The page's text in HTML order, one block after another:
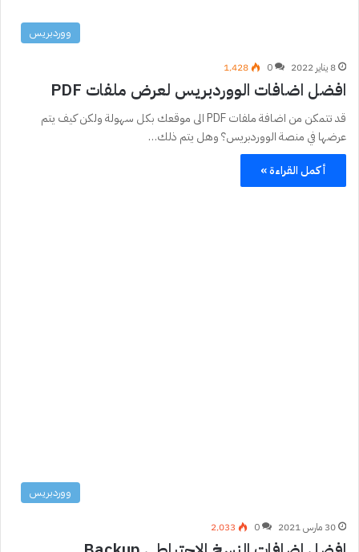
ووردبريس
8 يناير 2022 0 1٬428
افضل اضافات الووردبريس لعرض ملفات PDF
قد تتمكن من اضافة ملفات PDF الى موقعك بكل سهولة ولكن كيف يتم
عرضها في منصة الووردبريس؟ وهل يتم ذلك…
أكمل القراءة »
ووردبريس
30 مارس 2021 0 2٬033